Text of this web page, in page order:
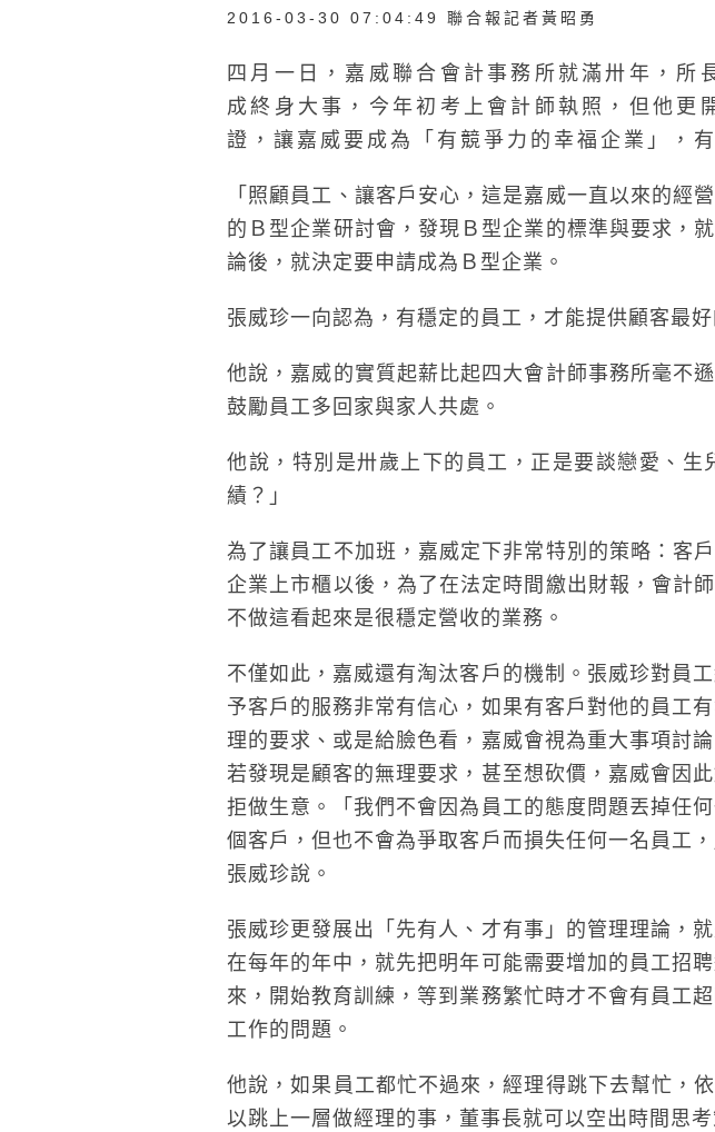
2016-03-30 07:04:49 聯合報記者黃昭勇
四月一日，嘉威聯合會計事務所就滿卅年，
成終身大事，今年初考上會計師執照，但他更
證，讓嘉威要成為「有競爭力的幸福企業」，
「照顧員工、讓客戶安心，這是嘉威一直以來的經
的Ｂ型企業研討會，發現Ｂ型企業的標準與要求，
論後，就決定要申請成為Ｂ型企業。
張威珍一向認為，有穩定的員工，才能提供顧客最
他說，嘉威的實質起薪比起四大會計師事務所毫不
鼓勵員工多回家與家人共處。
他說，特別是卅歲上下的員工，正是要談戀愛、
績？」
為了讓員工不加班，嘉威定下非常特別的策略：客
企業上市櫃以後，為了在法定時間繳出財報，會計
不做這看起來是很穩定營收的業務。
不僅如此，嘉威還有淘汰客戶的機制。張威珍對員
予客戶的服務非常有信心，如果有客戶對他的員工
理的要求、或是給臉色看，嘉威會視為重大事項討論
若發現是顧客的無理要求，甚至想砍價，嘉威會因
拒做生意。「我們不會因為員工的態度問題丟掉任
個客戶，但也不會為爭取客戶而損失任何一名員工，
張威珍說。
張威珍更發展出「先有人、才有事」的管理理論，
在每年的年中，就先把明年可能需要增加的員工招
來，開始教育訓練，等到業務繁忙時才不會有員工
工作的問題。
他說，如果員工都忙不過來，經理得跳下去幫忙，
以跳上一層做經理的事，董事長就可以空出時間思考